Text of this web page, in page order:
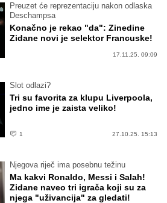
Preuzet će reprezentaciju nakon odlaska
Deschampsa
Konačno je rekao "da": Zinedine
Zidane novi je selektor Francuske!
17.11.25. 09:09
Slot odlazi?
Tri su favorita za klupu Liverpoola,
jedno ime je zaista veliko!
1 27.10.25. 15:13
Njegova riječ ima posebnu težinu
Ma kakvi Ronaldo, Messi i Salah!
Zidane naveo tri igrača koji su za
njega "uživancija" za gledati!